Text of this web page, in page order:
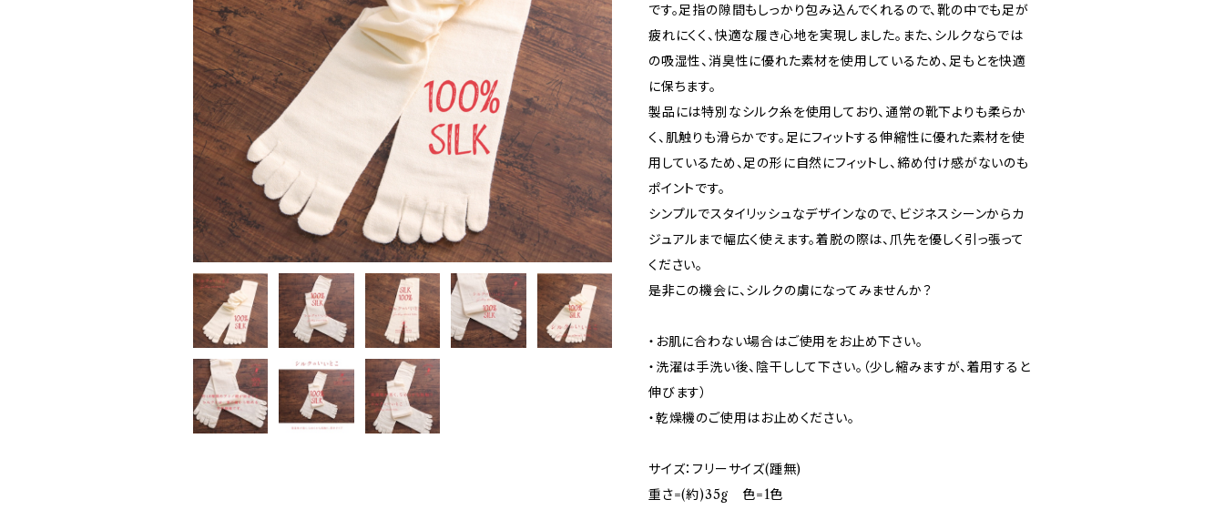
です。足指の隙間もしっかり包み込んでくれるので、靴の中でも足が
疲れにくく、快適な履き心地を実現しました。また、シルクならでは
の吸湿性、消臭性に優れた素材を使用しているため、足もとを快適
に保ちます。
製品には特別なシルク糸を使用しており、通常の靴下よりも柔らか
く、肌触りも滑らかです。足にフィットする伸縮性に優れた素材を使
用しているため、足の形に自然にフィットし、締め付け感がないのも
ポイントです。
シンプルでスタイリッシュなデザインなので、ビジネスシーンからカ
ジュアルまで幅広く使えます。着脱の際は、爪先を優しく引っ張って
ください。
是非この機会に、シルクの虜になってみませんか？
・お肌に合わない場合はご使用をお止め下さい。
・洗濯は手洗い後、陰干しして下さい。（少し縮みますが、着用すると
伸びます）
・乾燥機のご使用はお止めください。
サイズ：フリーサイズ(踵無)
重さ=(約)35g 色=1色